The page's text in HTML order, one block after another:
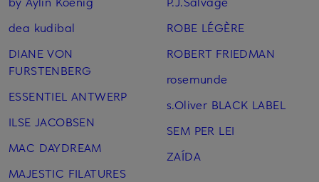
dea kudibal
DIANE VON
FURSTENBERG
ESSENTIEL ANTWERP
ILSE JACOBSEN
MAC DAYDREAM
MAJESTIC FILATURES
ROBE LÉGÈRE
ROBERT FRIEDMAN
rosemunde
s.Oliver BLACK LABEL
SEM PER LEI
ZAÍDA